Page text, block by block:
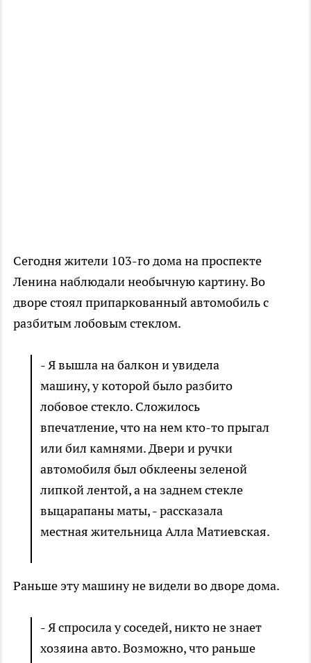
Сегодня жители 103-го дома на проспекте
Ленина наблюдали необычную картину. Во
дворе стоял припаркованный автомобиль с
разбитым лобовым стеклом.
- Я вышла на балкон и увидела
машину, у которой было разбито
лобовое стекло. Сложилось
впечатление, что на нем кто-то прыгал
или бил камнями. Двери и ручки
автомобиля был обклеены зеленой
липкой лентой, а на заднем стекле
выцарапаны маты, - рассказала
местная жительница Алла Матиевская.
Раньше эту машину не видели во дворе дома.
- Я спросила у соседей, никто не знает
хозяина авто. Возможно, что раньше